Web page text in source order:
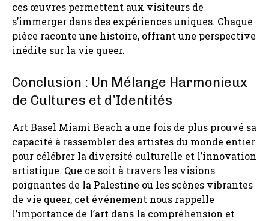
ces œuvres permettent aux visiteurs de
s’immerger dans des expériences uniques. Chaque
pièce raconte une histoire, offrant une perspective
inédite sur la vie queer.
Conclusion : Un Mélange Harmonieux
de Cultures et d’Identités
Art Basel Miami Beach a une fois de plus prouvé sa
capacité à rassembler des artistes du monde entier
pour célébrer la diversité culturelle et l’innovation
artistique. Que ce soit à travers les visions
poignantes de la Palestine ou les scènes vibrantes
de vie queer, cet événement nous rappelle
l’importance de l’art dans la compréhension et